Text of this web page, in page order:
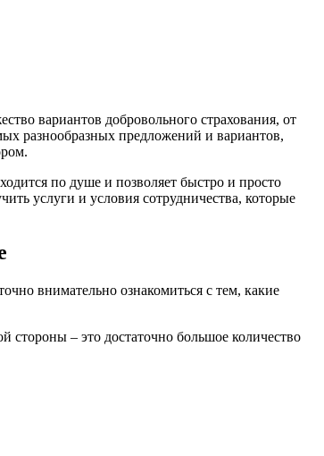
вариантов добровольного страхования, от
разнообразных предложений и вариантов,
по душе и позволяет быстро и просто
услуги и условия сотрудничества, которые
внимательно ознакомиться с тем, какие
– это достаточно большое количество